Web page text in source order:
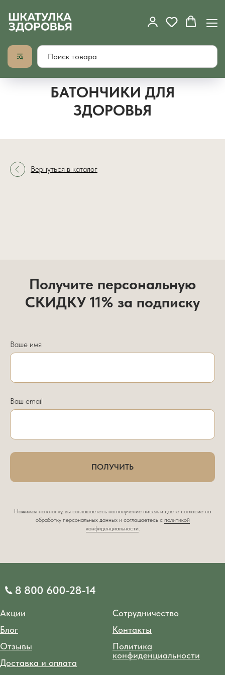
БАТОНЧИКИ ДЛЯ
ЗДОРОВЬЯ
Вернуться в каталог
Получите персональную
СКИДКУ 11% за подписку
Ваше имя
Ваш email
ПОЛУЧИТЬ
Нажимая на кнопку, вы соглашаетесь на получение писем и даете согласие на
обработку персональных данных и соглашаетесь c политикой
конфиденциальности
Акции
Блог
Отзывы
Доставка и оплата
Сотрудничество
Контакты
Политика
конфиденциальности